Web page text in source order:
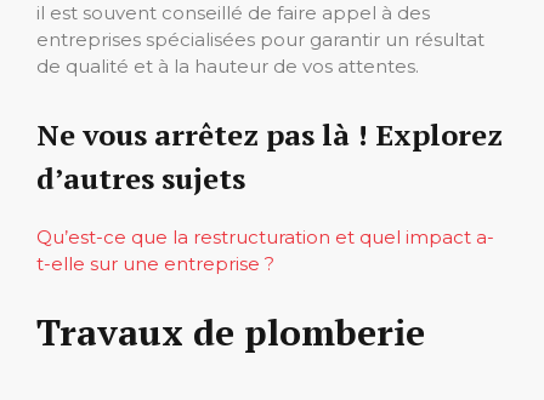
il est souvent conseillé de faire appel à des
entreprises spécialisées pour garantir un résultat
de qualité et à la hauteur de vos attentes.
Ne vous arrêtez pas là ! Explorez
d’autres sujets
Qu’est-ce que la restructuration et quel impact a-
t-elle sur une entreprise ?
Travaux de plomberie